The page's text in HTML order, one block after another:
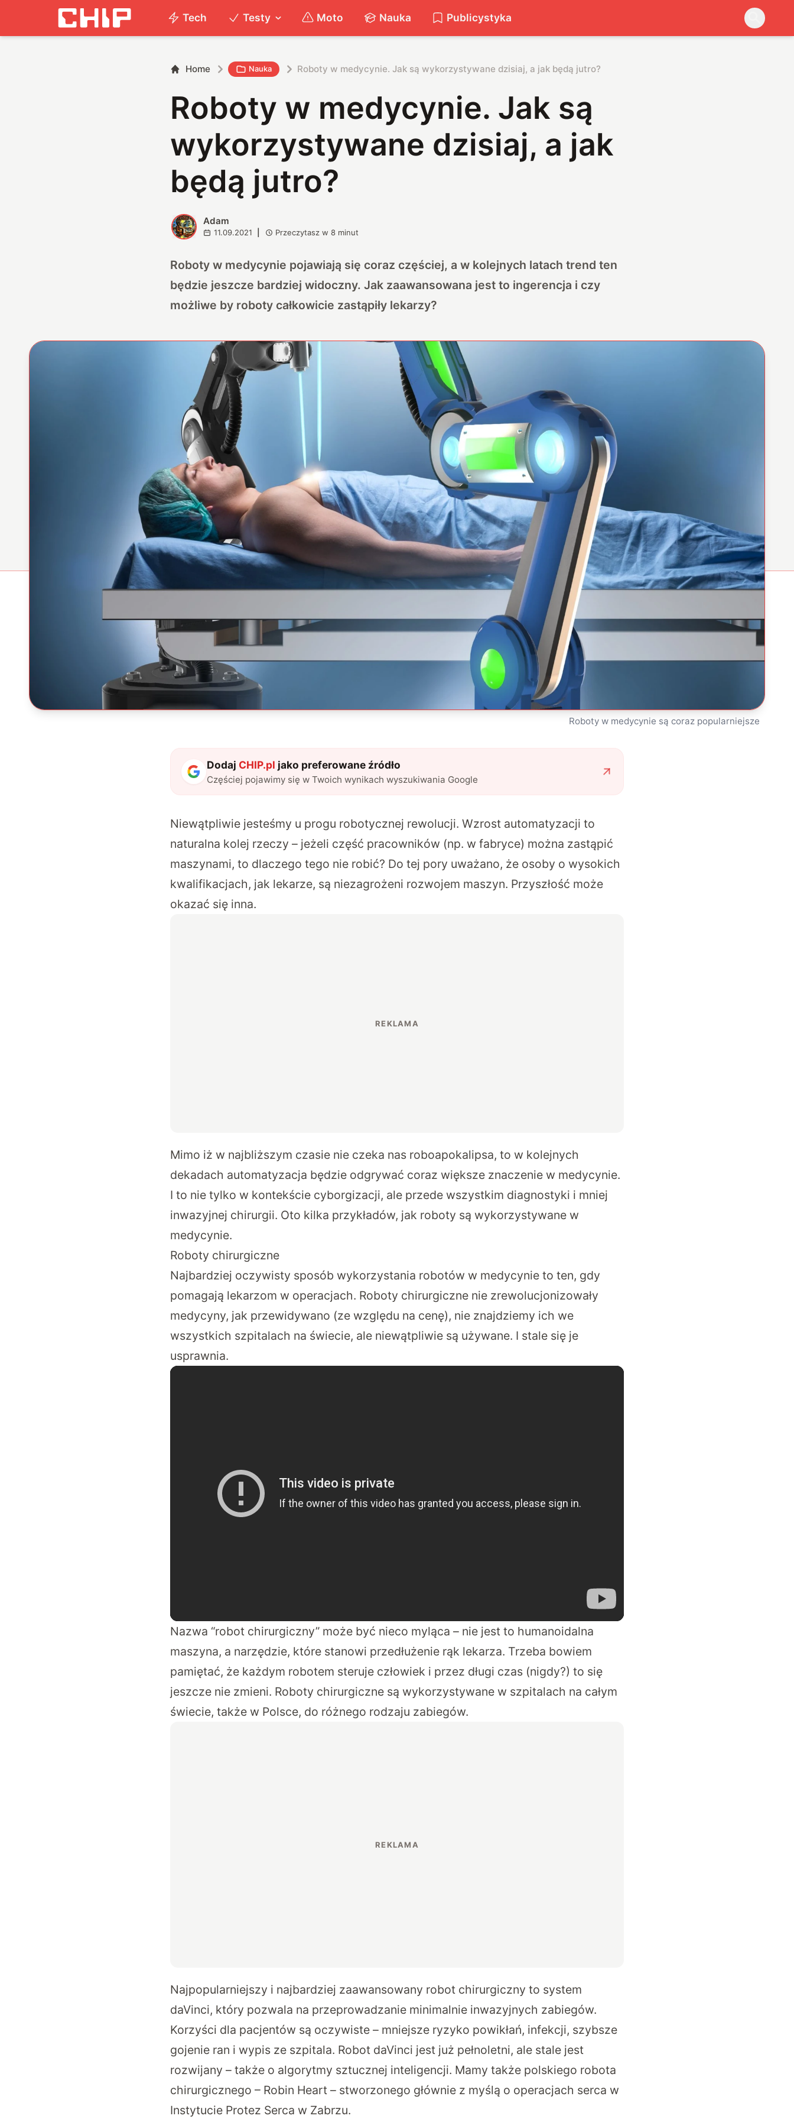
Tech Testy Moto Nauka Publicystyka
Home Nauka Roboty w medycynie. Jak są wykorzystywane dzisiaj, a jak będą jutro?
Roboty w medycynie. Jak są
wykorzystywane dzisiaj, a jak
będą jutro?
A Adam
11.09.2021 Przeczytasz w8 minut
Roboty w medycynie pojawiają się coraz częściej, a w kolejnych latach trend ten
będzie jeszcze bardziej widoczny. Jak zaawansowana jest to ingerencja i czy
możliwe by roboty całkowicie zastąpiły lekarzy?
Roboty w medycynie są coraz popularniejsze
Dodaj CHIP.pl jako preferowane źródło
Częściej pojawimy się w Twoich wynikach wyszukiwania Google
Niewątpliwie jesteśmy u progu robotycznej rewolucji. Wzrost automatyzacji to
naturalna kolej rzeczy – jeżeli część pracowników (np. w fabryce) można zastąpić
maszynami, to dlaczego tego nie robić? Do tej pory uważano, że osoby o wysokich
kwalifikacjach, jak lekarze, są niezagrożeni rozwojem maszyn. Przyszłość może
okazać się inna.
Mimo iż w najbliższym czasie nie czeka nas roboapokalipsa, to w kolejnych
dekadach automatyzacja będzie odgrywać coraz większe znaczenie w medycynie.
I to nie tylko w kontekście cyborgizacji, ale przede wszystkim diagnostyki i mniej
inwazyjnej chirurgii. Oto kilka przykładów, jak roboty są wykorzystywane w
medycynie.
Roboty chirurgiczne
Najbardziej oczywisty sposób wykorzystania robotów w medycynie to ten, gdy
pomagają lekarzom w operacjach. Roboty chirurgiczne nie zrewolucjonizowały
medycyny, jak przewidywano (ze względu na cenę), nie znajdziemy ich we
wszystkich szpitalach na świecie, ale niewątpliwie są używane. I stale się je
usprawnia.
Nazwa “robot chirurgiczny” może być nieco myląca – nie jest to humanoidalna
maszyna, a narzędzie, które stanowi przedłużenie rąk lekarza. Trzeba bowiem
pamiętać, że każdym robotem steruje człowiek i przez długi czas (nigdy?) to się
jeszcze nie zmieni. Roboty chirurgiczne są wykorzystywane w szpitalach na całym
świecie, także w Polsce, do różnego rodzaju zabiegów.
Najpopularniejszy i najbardziej zaawansowany robot chirurgiczny to system
daVinci, który pozwala na przeprowadzanie minimalnie inwazyjnych zabiegów.
Korzyści dla pacjentów są oczywiste – mniejsze ryzyko powikłań, infekcji, szybsze
gojenie ran i wypis ze szpitala. Robot daVinci jest już pełnoletni, ale stale jest
rozwijany – także o algorytmy sztucznej inteligencji. Mamy także polskiego robota
chirurgicznego – Robin Heart – stworzonego głównie z myślą o operacjach serca w
Instytucie Protez Serca w Zabrzu.